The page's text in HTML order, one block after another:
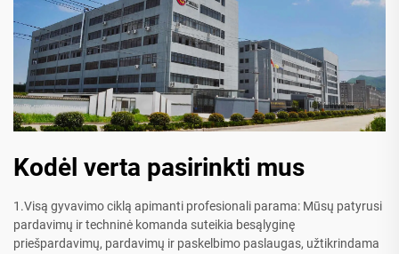
Kodėl verta pasirinkti mus
1.Visą gyvavimo ciklą apimanti profesionali parama: Mūsų patyrusi
pardavimų ir techninė komanda suteikia besąlyginę
priešpardavimų, pardavimų ir paskelbimo paslaugas, užtikrindama